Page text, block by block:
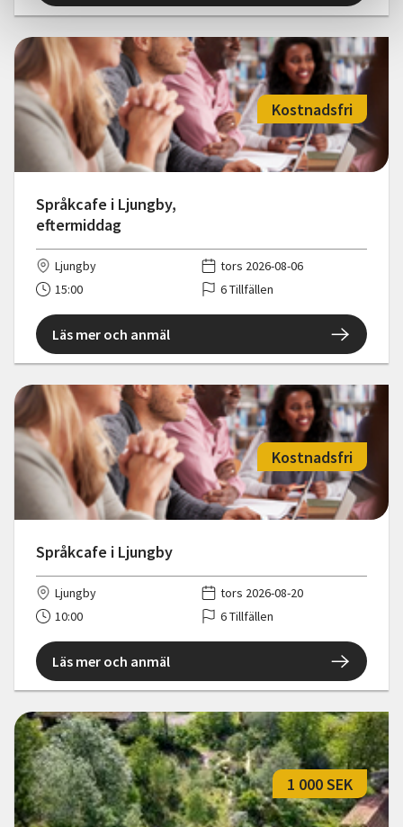
Språkcafe i Ljungby,
eftermiddag
Kostnadsfri
Ljungby
tors 2026-08-06
15:00
6 Tillfällen
Läs mer och anmäl
Språkcafe i Ljungby
Kostnadsfri
Ljungby
tors 2026-08-20
10:00
6 Tillfällen
Läs mer och anmäl
1 000 SEK